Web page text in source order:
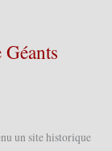
un site historique